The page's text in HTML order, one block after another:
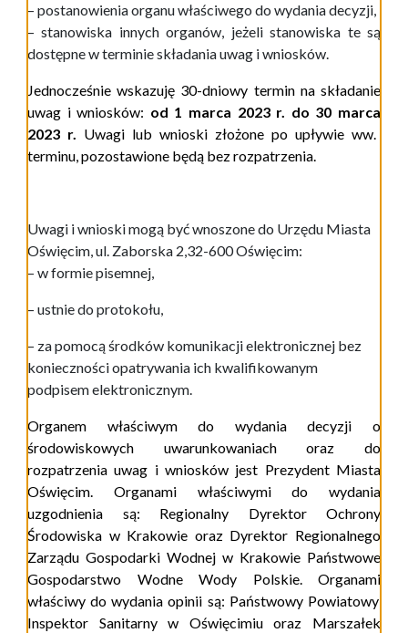
– postanowienia organu właściwego do wydania decyzji,
– stanowiska innych organów, jeżeli stanowiska te są
dostępne w terminie składania uwag i wniosków.
Jednocześnie wskazuję 30-dniowy termin na składanie
uwag i wniosków: od 1 marca 2023r. do 30 marca
2023 r. Uwagi lub wnioski złożone po upływie ww.
terminu, pozostawione będą bez rozpatrzenia.
Uwagi i wnioski mogą być wnoszone do Urzędu Miasta
Oświęcim, ul. Zaborska 2,32-600 Oświęcim:
– w formie pisemnej,
– ustnie do protokołu,
– za pomocą środków komunikacji elektronicznej bez
konieczności opatrywania ich kwalifikowanym
podpisem elektronicznym.
Organem właściwym do wydania decyzji o
środowiskowych uwarunkowaniach oraz do
rozpatrzenia uwag i wniosków jest Prezydent Miasta
Oświęcim. Organami właściwymi do wydania
uzgodnienia są: Regionalny Dyrektor Ochrony
Środowiska w Krakowie oraz Dyrektor Regionalnego
Zarządu Gospodarki Wodnej w Krakowie Państwowe
Gospodarstwo Wodne Wody Polskie. Organami
właściwy do wydania opinii są: Państwowy Powiatowy
Inspektor Sanitarny w Oświęcimiuoraz Marszałek